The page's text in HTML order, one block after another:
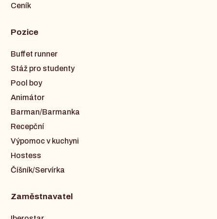
Ceník
Pozice
Buffet runner
Stáž pro studenty
Pool boy
Animátor
Barman/Barmanka
Recepční
Výpomoc v kuchyni
Hostess
Číšník/Servírka
Zaměstnavatel